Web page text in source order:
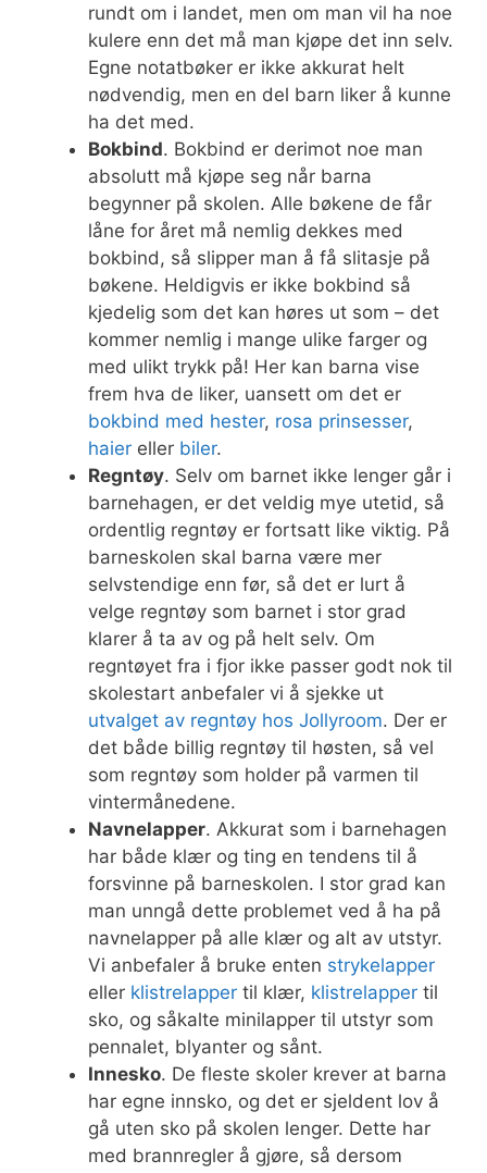
rundt om i landet, men om man vil ha noe
kulere enn det må man kjøpe det inn selv.
Egne notatbøker er ikke akkurat helt
nødvendig, men en del barn liker å kunne
ha det med.
Bokbind. Bokbind er derimot noe man
absolutt må kjøpe seg når barna
begynner på skolen. Alle bøkene de får
låne for året må nemlig dekkes med
bokbind, så slipper man å få slitasje på
bøkene. Heldigvis er ikke bokbind så
kjedelig som det kan høres ut som – det
kommer nemlig i mange ulike farger og
med ulikt trykk på! Her kan barna vise
frem hva de liker, uansett om det er
bokbind med hester, rosa prinsesser,
haier eller biler.
Regntøy. Selv om barnet ikke lenger går i
barnehagen, er det veldig mye utetid, så
ordentlig regntøy er fortsatt like viktig. På
barneskolen skal barna være mer
selvstendige enn før, så det er lurt å
velge regntøy som barnet i stor grad
klarer å ta av og på helt selv. Om
regntøyet fra i fjor ikke passer godt nok til
skolestart anbefaler vi å sjekke ut
utvalget av regntøy hos Jollyroom. Der er
det både billig regntøy til høsten, så vel
som regntøy som holder på varmen til
vintermånedene.
Navnelapper. Akkurat som i barnehagen
har både klær og ting en tendens til å
forsvinne på barneskolen. I stor grad kan
man unngå dette problemet ved å ha på
navnelapper på alle klær og alt av utstyr.
Vi anbefaler å bruke enten strykelapper
eller klistrelapper til klær, klistrelapper til
sko, og såkalte minilapper til utstyr som
pennalet, blyanter og sånt.
Innesko. De fleste skoler krever at barna
har egne innsko, og det er sjeldent lov å
gå uten sko på skolen lenger. Dette har
med brannregler å gjøre, så dersom